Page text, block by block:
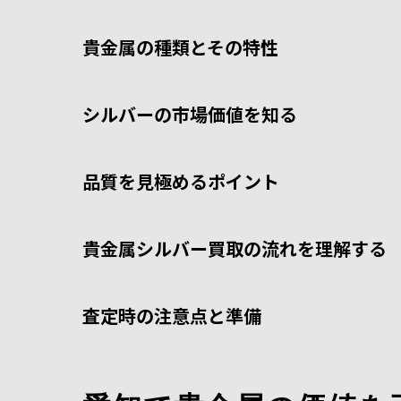
貴金属の種類とその特性
シルバーの市場価値を知る
品質を見極めるポイント
貴金属シルバー買取の流れを理解する
査定時の注意点と準備